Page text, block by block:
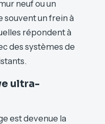
neuf ou un
souvent un frein à
répondent à
des systèmes de
ultra-
est devenue la